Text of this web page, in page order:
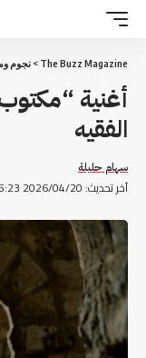
The Buzz Magazine
> نجوم
أغنية
الفقيه
آخر تحديث: 2026/04/20 at 5:23 مساءً
سهام حليلة